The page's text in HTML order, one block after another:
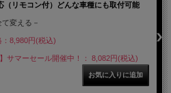
（リモコン付）どんな車種にも取付可能
て変える－
8,980円(税込)
サマーセール開催中！： 8,082円(税込)